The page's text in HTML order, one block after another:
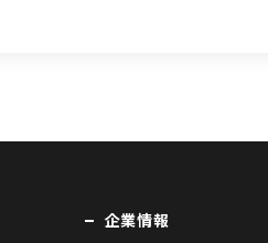
企業情報